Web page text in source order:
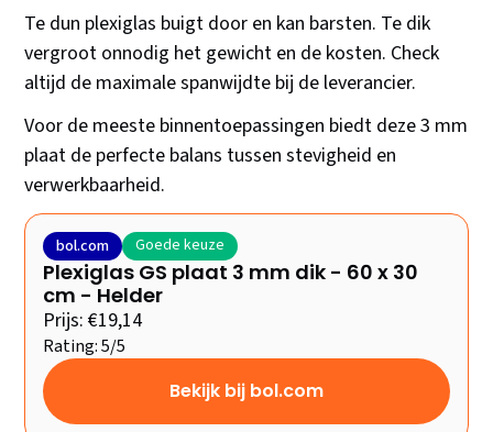
Te dun plexiglas buigt door en kan barsten. Te dik
vergroot onnodig het gewicht en de kosten. Check
altijd de maximale spanwijdte bij de leverancier.
Voor de meeste binnentoepassingen biedt deze 3 mm
plaat de perfecte balans tussen stevigheid en
verwerkbaarheid.
bol.com Goede keuze
Plexiglas GS plaat 3 mm dik - 60 x 30
cm - Helder
Prijs: €19,14
Rating: 5/5
Bekijk bij bol.com